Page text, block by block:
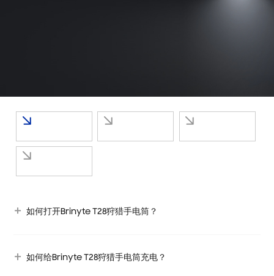
如何打开Brinyte T28狩猎手电筒？
如何给Brinyte T28狩猎手电筒充电？